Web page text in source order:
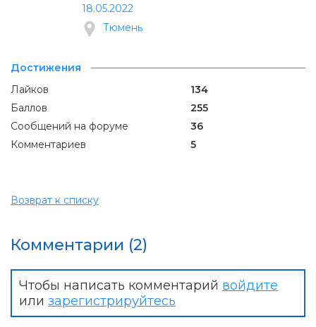
18.05.2022
Тюмень
Достижения
Лайков
134
Баллов
255
Сообщений на форуме
36
Комментариев
5
Возврат к списку
Комментарии (2)
Чтобы написать комментарий войдите
или зарегистрируйтесь